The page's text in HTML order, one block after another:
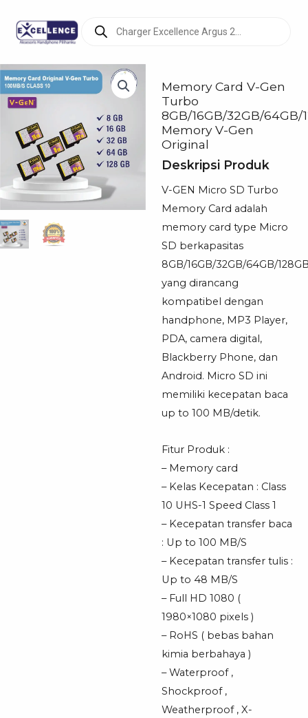
search
Memory Card V-Gen
Turbo
8GB/16GB/32GB/64GB/
Memory V-Gen
Original
Deskripsi Produk
V-GEN Micro SD Turbo
Memory Card adalah
memory card type Micro
SD berkapasitas
8GB/16GB/32GB/64GB/
yang dirancang
kompatibel dengan
handphone, MP3 Player,
PDA, camera digital,
Blackberry Phone, dan
Android. Micro SD ini
memiliki kecepatan baca
up to 100 MB/detik.
Fitur Produk :
– Memory card
– Kelas Kecepatan : Class
10 UHS-1 Speed Class 1
– Kecepatan transfer baca
: Up to 100 MB/S
– Kecepatan transfer tulis :
Up to 48 MB/S
– Full HD 1080 (
1980×1080 pixels )
– RoHS ( bebas bahan
kimia berbahaya )
– Waterproof ,
Shockproof ,
Weatherproof , X-